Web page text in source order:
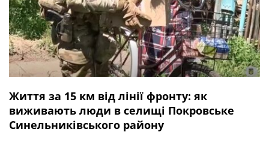
Життя за 15 км від лінії фронту: як
виживають люди в селищі Покровське
Синельниківського району